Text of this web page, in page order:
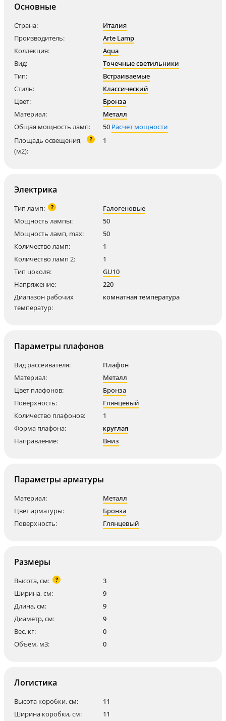
Основные
Страна:
Италия
Производитель:
Arte Lamp
Коллекция:
Aqua
Вид:
Точечные светильники
Тип:
Встраиваемые
Стиль:
Классический
Цвет:
Бронза
Материал:
Металл
Общая мощность ламп:
50 Расчет мощности
Площадь освещения,
(м2):
? 1
Электрика
Тип ламп: ?
Галогеновые
Мощность лампы:
50
Мощность ламп, max:
50
Количество ламп:
1
Количество ламп 2:
1
Тип цоколя:
GU10
Напряжение:
220
Диапазон рабочих
температур:
комнатная температура
Параметры плафонов
Вид рассеивателя:
Плафон
Материал:
Металл
Цвет плафонов:
Бронза
Поверхность:
Глянцевый
Количество плафонов:
1
Форма плафона:
круглая
Направление:
Вниз
Параметры арматуры
Материал:
Металл
Цвет арматуры:
Бронза
Поверхность:
Глянцевый
Размеры
Высота, см: ?
3
Ширина, см:
9
Длина, см:
9
Диаметр, см:
9
Вес, кг:
0
Объем, м3:
0
Логистика
Высота коробки, см:
11
Ширина коробки, см:
11